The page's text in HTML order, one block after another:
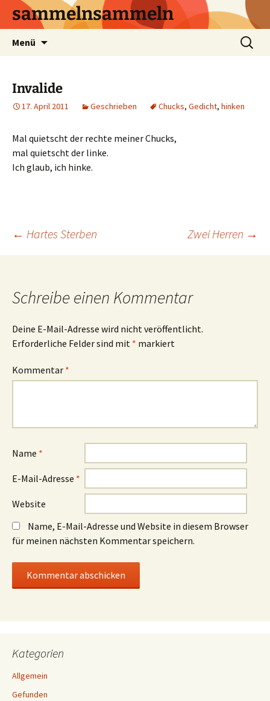
sammelnsammeln
Menü
Suchen
nach:
Invalide
17. April 2011 Geschrieben Chucks, Gedicht, hinken
Mal quietscht der rechte meiner Chucks,
mal quietscht der linke.
Ich glaub, ich hinke.
Beitrags-
← Hartes Sterben Zwei Herren →
Schreibe einen Kommentar
Deine E-Mail-Adresse wird nicht veröffentlicht.
Erforderliche Felder sind mit * markiert
Kommentar *
Name *
E-Mail-Adresse *
Website
Name, E-Mail-Adresse und Website in diesem Browser
für meinen nächsten Kommentar speichern.
Kategorien
Allgemein
Gefunden